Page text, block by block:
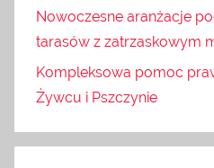
Nowoczesne aranżacje
tarasów z zatrzaskowym
Kompleksowa pomoc
Żywcu i Pszczynie